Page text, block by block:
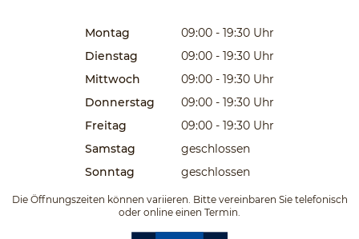
Montag 09:00 - 19:30 Uhr
Dienstag
09:00 - 19:30 Uhr
Mittwoch
09:00 - 19:30 Uhr
Donnerstag
09:00 - 19:30 Uhr
Freitag
09:00 - 19:30 Uhr
Samstag
geschlossen
Sonntag
geschlossen
Die Öffnungszeiten können variieren. Bitte vereinbaren Sie telefonisch
oder online einen Termin.